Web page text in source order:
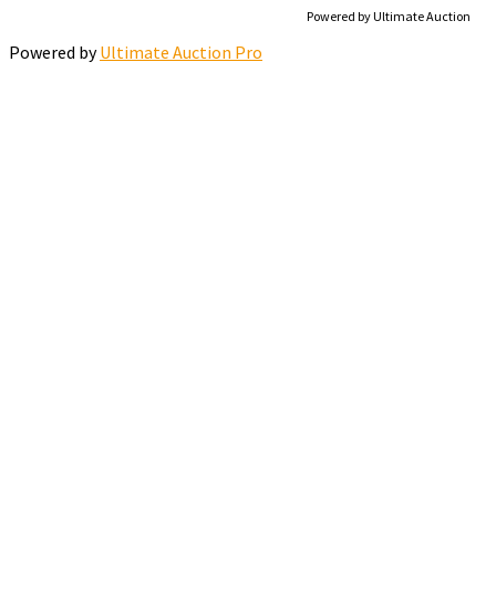
Powered by Ultimate Auction
Powered byUltimate Auction Pro